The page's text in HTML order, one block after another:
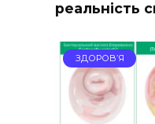
реальність
ЗДОРОВ’Я